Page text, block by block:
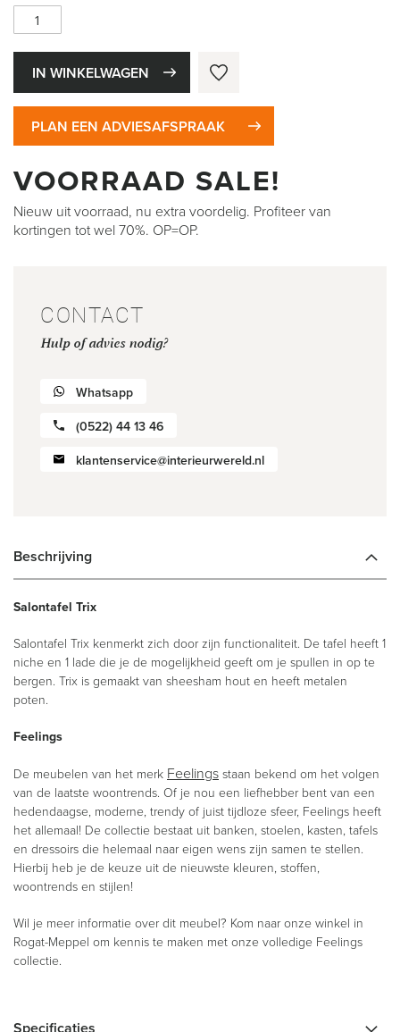
IN WINKELWAGEN
PLAN EEN ADVIESAFSPRAAK
VOORRAAD SALE!
Nieuw uit voorraad, nu extra voordelig. Profiteer van
kortingen tot wel 70%. OP=OP.
CONTACT
Hulp of advies nodig?
Whatsapp
(0522) 44 13 46
klantenservice@interieurwereld.nl
Beschrijving
Salontafel Trix
Salontafel Trix kenmerkt zich door zijn functionaliteit. De tafel heeft 1
niche en 1 lade die je de mogelijkheid geeft om je spullen in op te
bergen. Trix is gemaakt van sheesham hout en heeft metalen
poten.
Feelings
De meubelen van het merk Feelingsstaan bekend om het volgen
van de laatste woontrends. Of je nou een liefhebber bent van een
hedendaagse, moderne, trendy of juist tijdloze sfeer, Feelings heeft
het allemaal! De collectie bestaat uit banken, stoelen, kasten, tafels
en dressoirs die helemaal naar eigen wens zijn samen te stellen.
Hierbij heb je de keuze uit de nieuwste kleuren, stoffen,
woontrends en stijlen!
Wil je meer informatie over dit meubel? Kom naar onze winkel in
Rogat-Meppel om kennis te maken met onze volledige Feelings
collectie.